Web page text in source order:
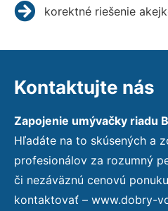
korektné riešenie
Kontaktujte nás
Zapojenie umývačky riadu
Hľadáte na to skúsených a
profesionálov za rozumný
či nezáväznú cenovú
kontaktovať – www.dobry-